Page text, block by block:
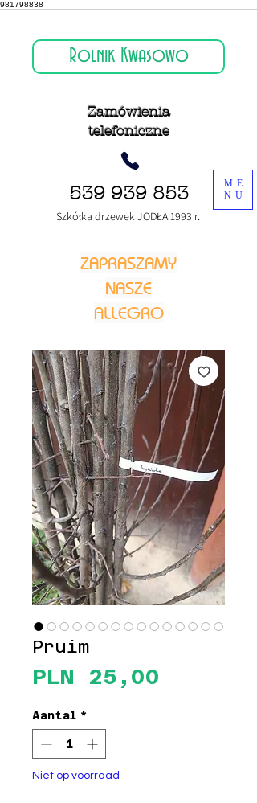
981798838
ME
NU
Rolnik Kwasowo
Szkółka drzewek JODŁA 1993 r.
Zamówienia
telefoniczne
539 939 853
ZAPRASZAMY
NASZE
ALLEGRO
Pruim
PLN 25,00
Aantal *
Niet op voorraad